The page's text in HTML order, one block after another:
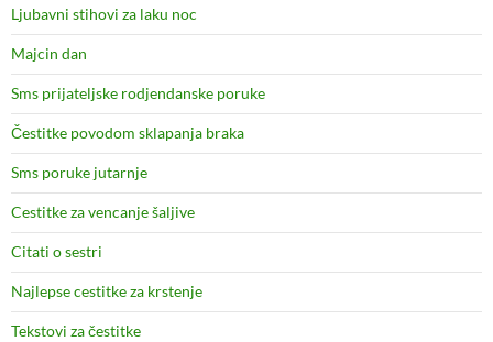
Ljubavni stihovi za laku noc
Majcin dan
Sms prijateljske rodjendanske poruke
Čestitke povodom sklapanja braka
Sms poruke jutarnje
Cestitke za vencanje šaljive
Citati o sestri
Najlepse cestitke za krstenje
Tekstovi za čestitke